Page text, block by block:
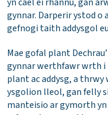
gynnar. Darperir ystod o
gefnogi taith addysgol
Mae gofal plant
gynnar werthfawr wrth i
plant ac addysg, a
ysgolion lleol, gan felly
manteisio ar gymorth